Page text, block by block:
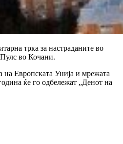
трка за настраданите во
Пулс во Кочани.
на Европската Унија и мрежата
ќе го одбележат „Денот на